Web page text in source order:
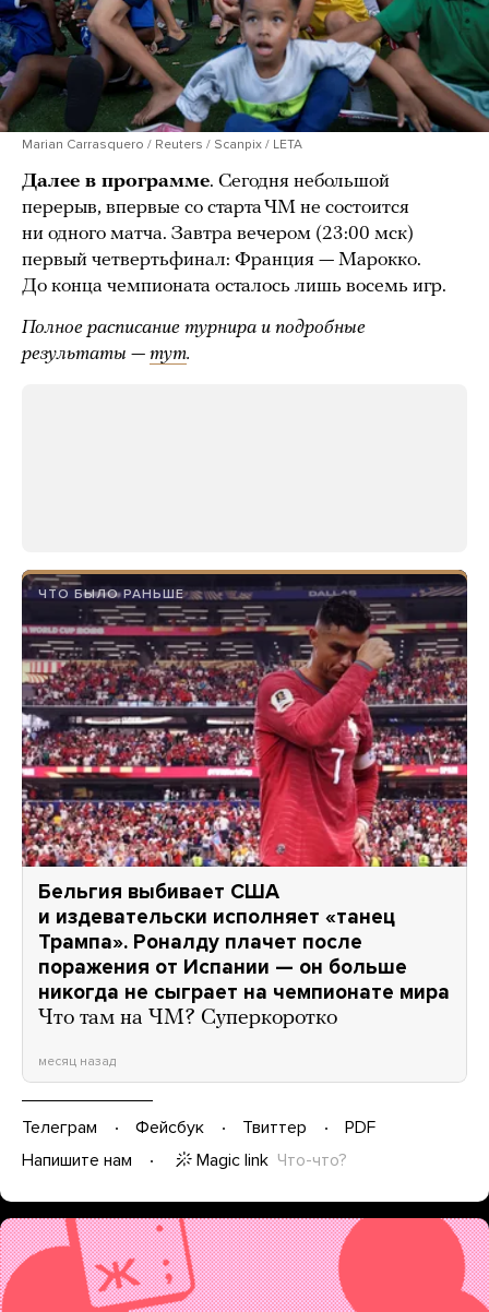
Marian Carrasquero / Reuters / Scanpix / LETA
Далее в программе. Сегодня небольшой
перерыв, впервые со старта ЧМ не состоится
ни одного матча. Завтра вечером (23:00 мск)
первый четвертьфинал: Франция — Марокко.
До конца чемпионата осталось лишь восемь игр.
Полное расписание турнира и подробные
результаты — тут.
ЧТО БЫЛО РАНЬШЕ
Бельгия выбивает США
и издевательски исполняет «танец
Трампа». Роналду плачет после
поражения от Испании — он больше
никогда не сыграет на чемпионате мира
Что там на ЧМ? Суперкоротко
месяц назад
Телеграм Фейсбук Твиттер
PDF
Напишите нам
Magic link Что-что?